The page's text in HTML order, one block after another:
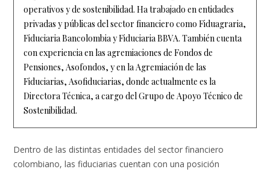
operativos y de sostenibilidad. Ha trabajado en entidades
privadas y públicas del sector financiero como Fiduagraria,
Fiduciaria Bancolombia y Fiduciaria BBVA. También cuenta
con experiencia en las agremiaciones de Fondos de
Pensiones, Asofondos, y en la Agremiación de las
Fiduciarias, Asofiduciarias, donde actualmente es la
Directora Técnica, a cargo del Grupo de Apoyo Técnico de
Sostenibilidad.
Dentro de las distintas entidades del sector financiero
colombiano, las fiduciarias cuentan con una posición